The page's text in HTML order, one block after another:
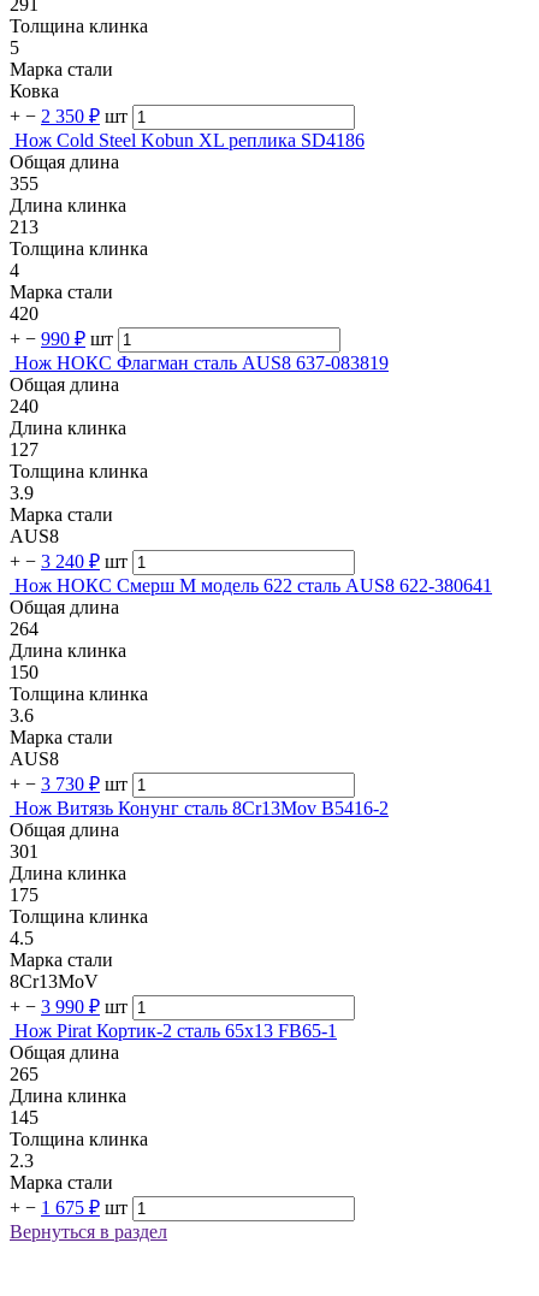
Толщина клинка
5
Марка стали
Ковка
+ − 2 350 ₽ шт
Нож Cold Steel Kobun XL реплика SD4186
Общая длина
355
Длина клинка
213
Толщина клинка
4
Марка стали
420
+ − 990 ₽ шт
Нож НОКС Флагман сталь AUS8 637-083819
Общая длина
240
Длина клинка
127
Толщина клинка
3.9
Марка стали
AUS8
+ − 3 240 ₽ шт
Нож НОКС Смерш М модель 622 сталь AUS8 622-380641
Общая длина
264
Длина клинка
150
Толщина клинка
3.6
Марка стали
AUS8
+ − 3 730 ₽ шт
Нож Витязь Конунг сталь 8Сr13Mov B5416-2
Общая длина
301
Длина клинка
175
Толщина клинка
4.5
Марка стали
8Cr13MoV
+ − 3 990 ₽ шт
Нож Pirat Кортик-2 сталь 65х13 FB65-1
Общая длина
265
Длина клинка
145
Толщина клинка
2.3
Марка стали
+ − 1 675 ₽ шт
Вернуться в раздел